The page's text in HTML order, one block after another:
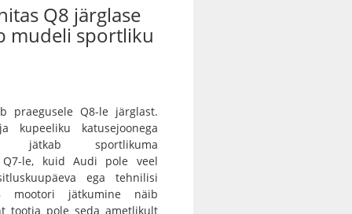
Q8 järglase
mudeli sportliku
praegusele Q8-le järglast.
kupeeliku katusejoonega
jätkab sportlikuma
le, kuid Audi pole veel
ega tehnilisi
mootori jätkumine näib
tootja pole seda ametlikult